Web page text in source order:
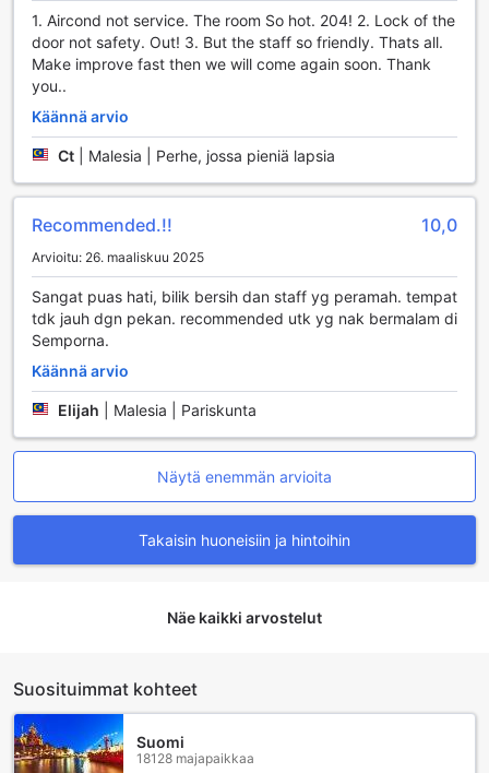
1. Aircond not service. The room So hot. 204! 2. Lock of the
door not safety. Out! 3. But the staff so friendly. Thats all.
Make improve fast then we will come again soon. Thank
you..
Käännä arvio
Ct Malesia | Perhe, jossa pieniä lapsia
Recommended.!! 10,0
Arvioitu: 26. maaliskuu 2025
Sangat puas hati, bilik bersih dan staff yg peramah. tempat
tdk jauh dgn pekan. recommended utk yg nak bermalam di
Semporna.
Käännä arvio
Elijah Malesia | Pariskunta
Näytä enemmän arvioita
Takaisin huoneisiin ja hintoihin
Näe kaikki arvostelut
Suosituimmat kohteet
Suomi
18128 majapaikkaa